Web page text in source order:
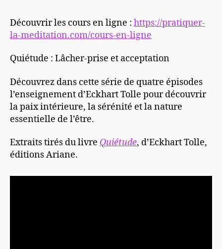
Découvrir les cours en ligne : https://pratiquer-
la-meditation.com/cours-en-ligne
Quiétude : Lâcher-prise et acceptation
Découvrez dans cette série de quatre épisodes
l’enseignement d’Eckhart Tolle pour découvrir
la paix intérieure, la sérénité et la nature
essentielle de l’être.
Extraits tirés du livre Quiétude, d’Eckhart Tolle,
éditions Ariane.